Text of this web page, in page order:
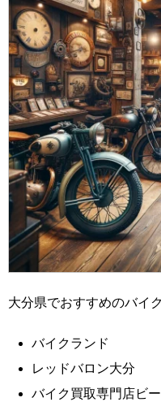
大分県でおすすめのバイ
バイクランド
レッドバロン大分
バイク買取専門店ビ